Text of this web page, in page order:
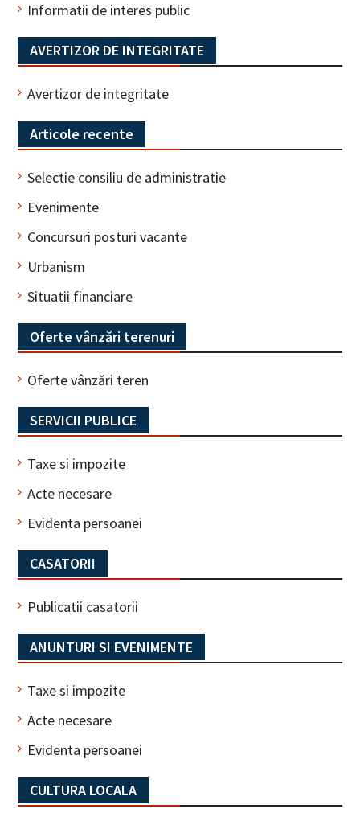
Informatii de interes public
AVERTIZOR DE INTEGRITATE
Avertizor de integritate
Articole recente
Selectie consiliu de administratie
Evenimente
Concursuri posturi vacante
Urbanism
Situatii financiare
Oferte vânzări terenuri
Oferte vânzări teren
SERVICII PUBLICE
Taxe si impozite
Acte necesare
Evidenta persoanei
CASATORII
Publicatii casatorii
ANUNTURI SI EVENIMENTE
Taxe si impozite
Acte necesare
Evidenta persoanei
CULTURA LOCALA